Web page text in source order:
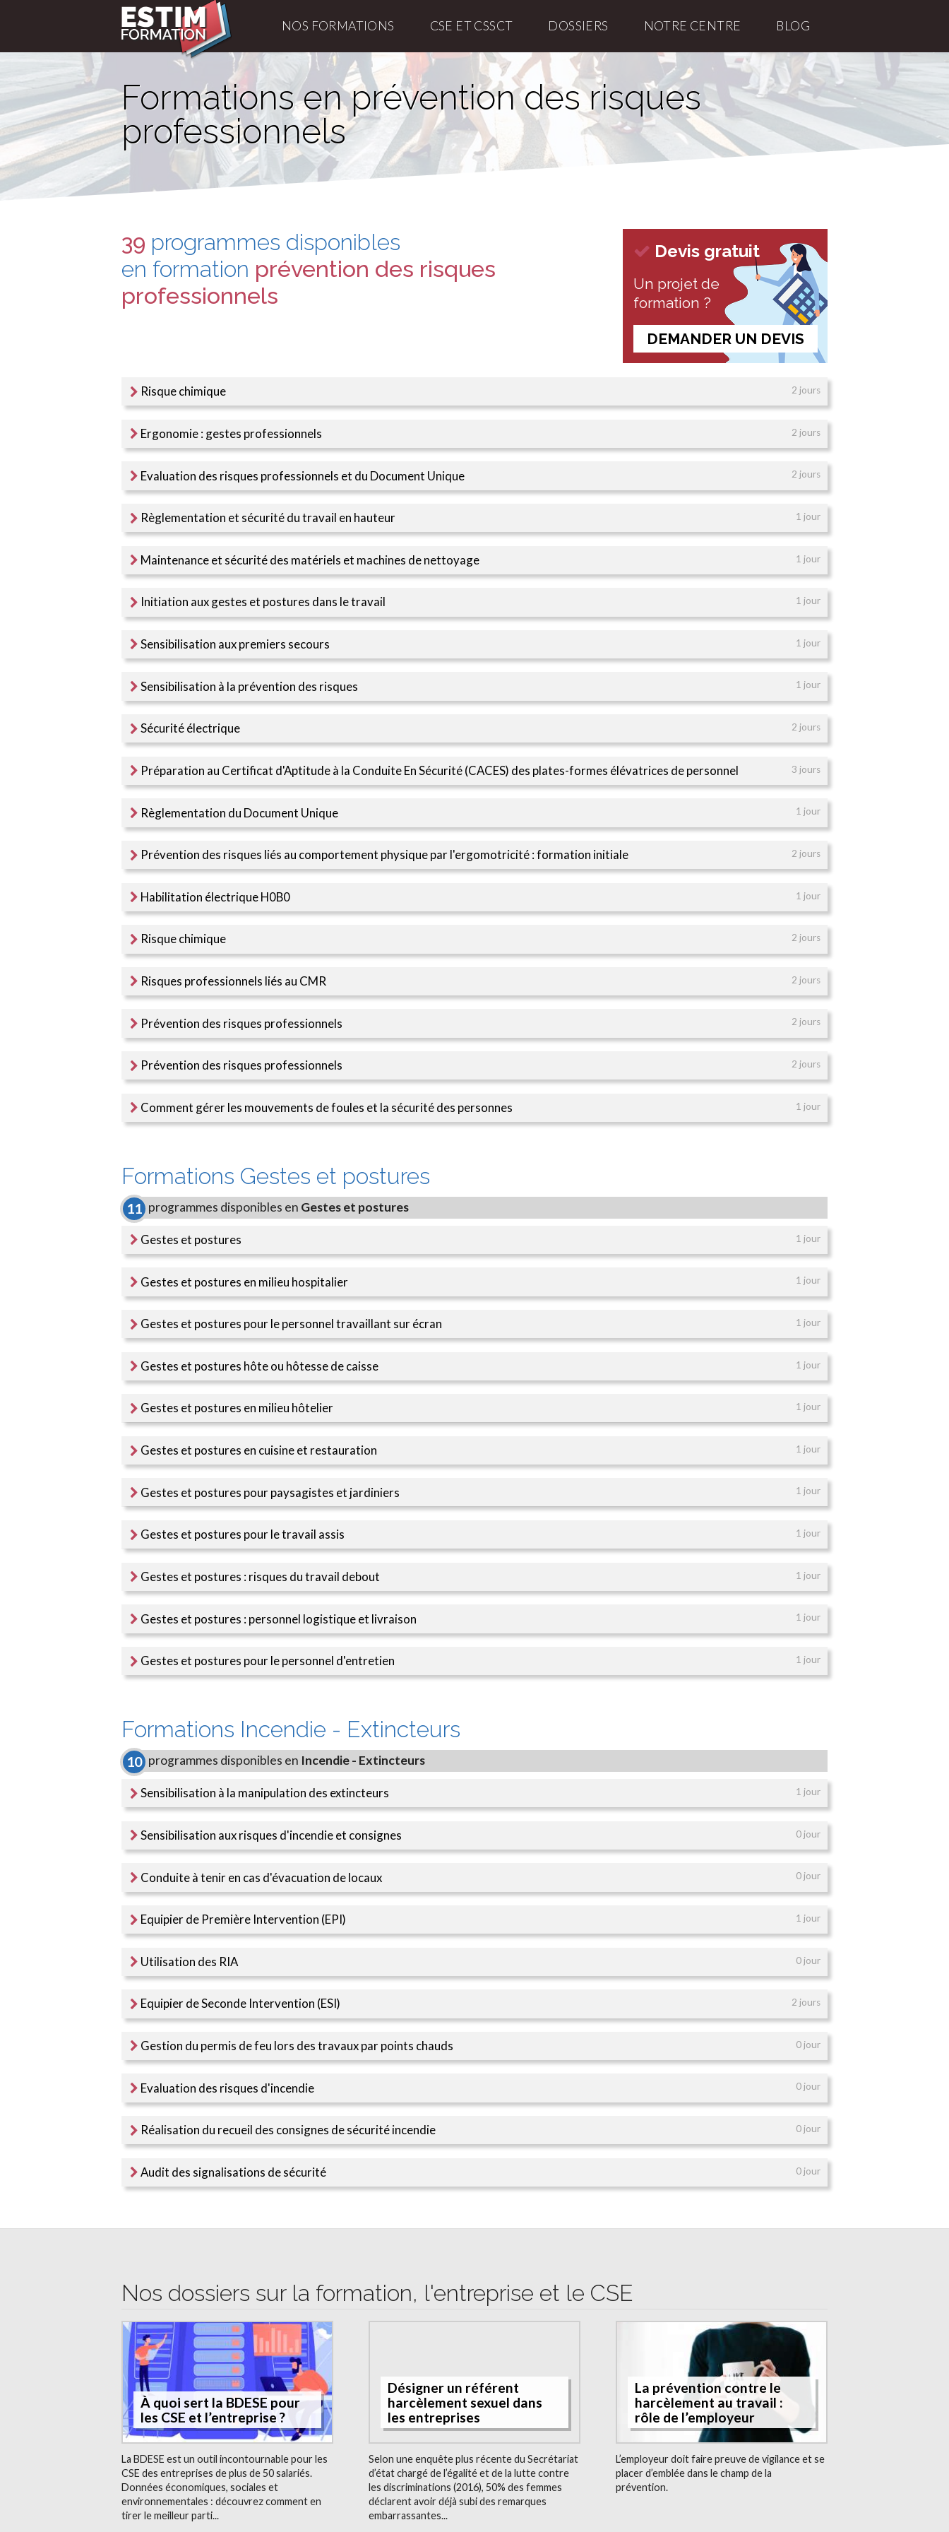
NOS FORMATIONS CSE ET CSSCT DOSSIERS NOTRE CENTRE BLOG
Formations en prévention des risques
professionnels
39 programmes disponibles
en formation prévention des risques
professionnels
Devis gratuit
Un projet de
formation ?
DEMANDER UN DEVIS
Risque chimique 2 jours
Ergonomie : gestes professionnels 2 jours
Evaluation des risques professionnels et du Document Unique 2 jours
Règlementation et sécurité du travail en hauteur 1 jour
Maintenance et sécurité des matériels et machines de nettoyage 1 jour
Initiation aux gestes et postures dans le travail 1 jour
Sensibilisation aux premiers secours 1 jour
Sensibilisation à la prévention des risques 1 jour
Sécurité électrique 2 jours
Préparation au Certificat d'Aptitude à la Conduite En Sécurité (CACES) des plates-formes élévatrices de personnel 3 jours
Règlementation du Document Unique 1 jour
Prévention des risques liés au comportement physique par l'ergomotricité : formation initiale 2 jours
Habilitation électrique H0B0 1 jour
Risque chimique 2 jours
Risques professionnels liés au CMR 2 jours
Prévention des risques professionnels 2 jours
Prévention des risques professionnels 2 jours
Comment gérer les mouvements de foules et la sécurité des personnes 1 jour
Formations Gestes et postures
11 programmes disponibles en Gestes et postures
Gestes et postures 1 jour
Gestes et postures en milieu hospitalier 1 jour
Gestes et postures pour le personnel travaillant sur écran 1 jour
Gestes et postures hôte ou hôtesse de caisse 1 jour
Gestes et postures en milieu hôtelier 1 jour
Gestes et postures en cuisine et restauration 1 jour
Gestes et postures pour paysagistes et jardiniers 1 jour
Gestes et postures pour le travail assis 1 jour
Gestes et postures : risques du travail debout 1 jour
Gestes et postures : personnel logistique et livraison 1 jour
Gestes et postures pour le personnel d'entretien 1 jour
Formations Incendie - Extincteurs
10 programmes disponibles en Incendie - Extincteurs
Sensibilisation à la manipulation des extincteurs 1 jour
Sensibilisation aux risques d'incendie et consignes 0 jour
Conduite à tenir en cas d'évacuation de locaux 0 jour
Equipier de Première Intervention (EPI) 1 jour
Utilisation des RIA 0 jour
Equipier de Seconde Intervention (ESI) 2 jours
Gestion du permis de feu lors des travaux par points chauds 0 jour
Evaluation des risques d'incendie 0 jour
Réalisation du recueil des consignes de sécurité incendie 0 jour
Audit des signalisations de sécurité 0 jour
Nos dossiers sur la formation, l'entreprise et le CSE
À quoi sert la BDESE pour
les CSE et l’entreprise ?
La BDESE est un outil incontournable pour les
CSE des entreprises de plus de 50 salariés.
Données économiques, sociales et
environnementales : découvrez comment en
tirer le meilleur parti...
Désigner un référent
harcèlement sexuel dans
les entreprises
Selon une enquête plus récente du Secrétariat
d’état chargé de l’égalité et de la lutte contre
les discriminations (2016), 50% des femmes
déclarent avoir déjà subi des remarques
embarrassantes...
La prévention contre le
harcèlement au travail :
rôle de l’employeur
L’employeur doit faire preuve de vigilance et se
placer d’emblée dans le champ de la
prévention.